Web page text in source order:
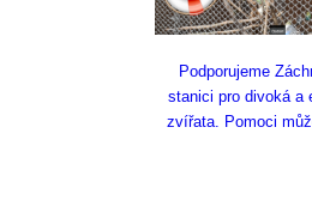
Podporujeme
stanici pro divoká a
zvířata. Pomoci